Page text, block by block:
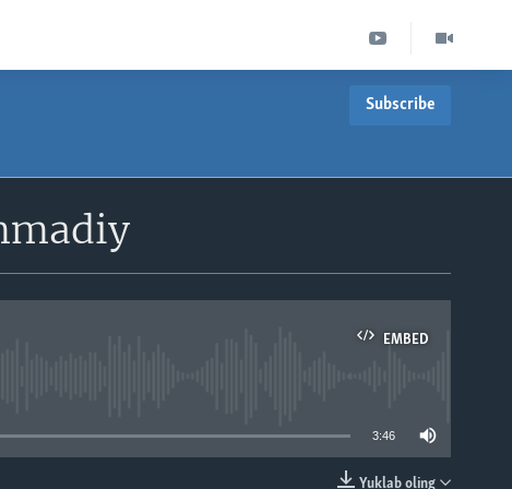
Subscribe
EMBED
3:46
Yuklab oling